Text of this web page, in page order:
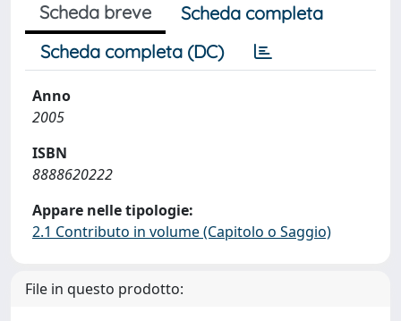
Scheda breve
Scheda completa
Scheda completa (DC)
Anno
2005
ISBN
8888620222
Appare nelle tipologie:
2.1 Contributo in volume (Capitolo o Saggio)
File in questo prodotto: